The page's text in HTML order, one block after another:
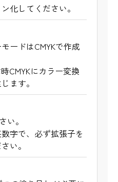
化してください。
ードはCMYKで作成
CMYKにカラー変換
ます。
い。
字で、必ず拡張子を
い。